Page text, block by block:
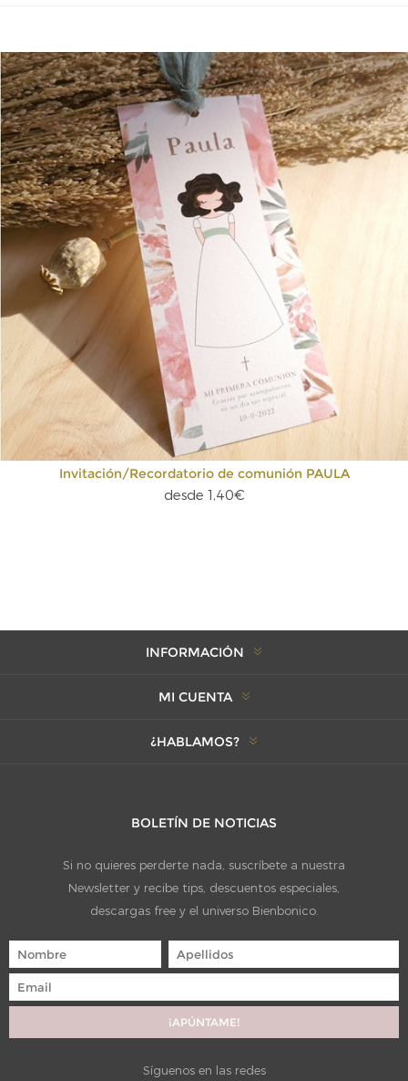
Invitación/Recordatorio de comunión PAULA
desde 1,40€
INFORMACIÓN
MI CUENTA
¿HABLAMOS?
BOLETÍN DE NOTICIAS
Si no quieres perderte nada, suscríbete a nuestra
Newsletter y recibe tips, descuentos especiales,
descargas free y el universo Bienbonico.
Síguenos en las redes